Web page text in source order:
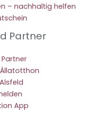
– nachhaltig helfen
Partner
App